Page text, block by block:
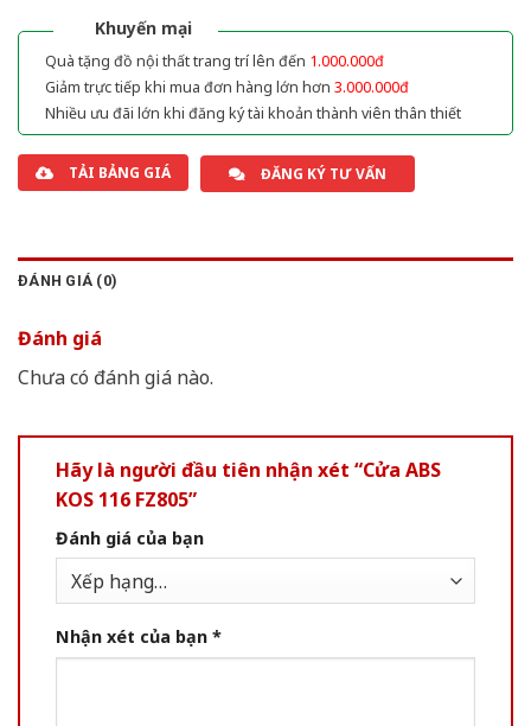
Khuyến mại
Quà tặng đồ nội thất trang trí lên đến 1.000.000đ
Giảm trực tiếp khi mua đơn hàng lớn hơn 3.000.000đ
Nhiều ưu đãi lớn khi đăng ký tài khoản thành viên thân thiết
TẢI BẢNG GIÁ ĐĂNG KÝ TƯ VẤN
ĐÁNH GIÁ (0)
Đánh giá
Chưa có đánh giá nào.
Hãy là người đầu tiên nhận xét “Cửa ABS
KOS 116 FZ805”
Đánh giá của bạn
Nhận xét của bạn *